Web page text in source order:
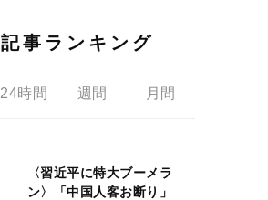
記事ランキング
24時間 週間 月間
〈習近平に特大ブーメラ
ン〉「中国人客お断り」